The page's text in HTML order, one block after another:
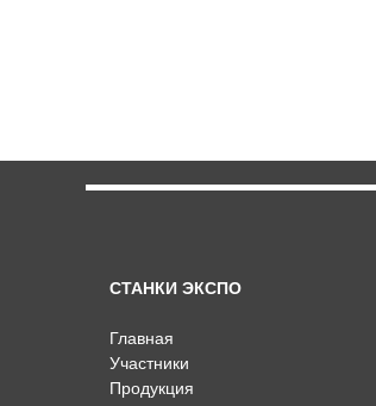
СТАНКИ ЭКСПО
Главная
Участники
Продукция